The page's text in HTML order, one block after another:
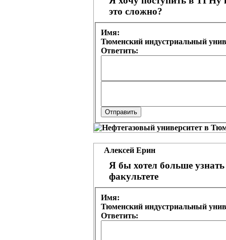
это сложно?
Имя:
Тюменский индустриальный
Ответить:
Алексей Ерин
Я бы хотел больше
факультете
Имя:
Тюменский индустриальный
Ответить: